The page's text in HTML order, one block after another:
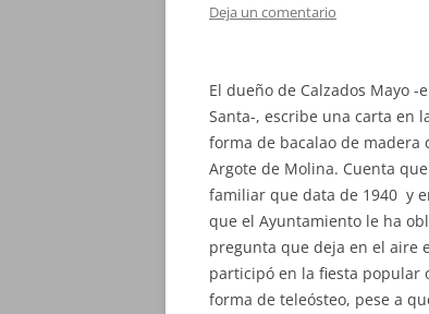
Deja un comentario
El dueño de Calzados Mayo
Santa-, escribe una carta en
forma de bacalao de
Argote de Molina. Cuenta
familiar que data de 1940 y
que el Ayuntamiento le ha
pregunta que deja en el aire
participó en la fiesta popular
forma de teleósteo, pese a